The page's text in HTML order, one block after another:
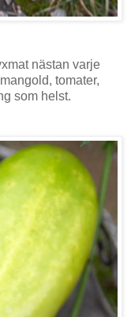
nästan varje
tomater,
som helst.